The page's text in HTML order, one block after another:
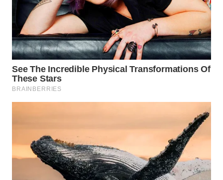
WN
KUNINGAN
WN
MAJALENGKA
WN
SUKABUMI
WN
PURWAKARTA